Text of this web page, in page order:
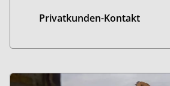
Privatkunden-Kontakt